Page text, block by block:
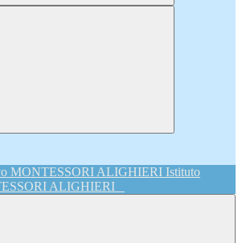
Istituto
ALIGHIERI